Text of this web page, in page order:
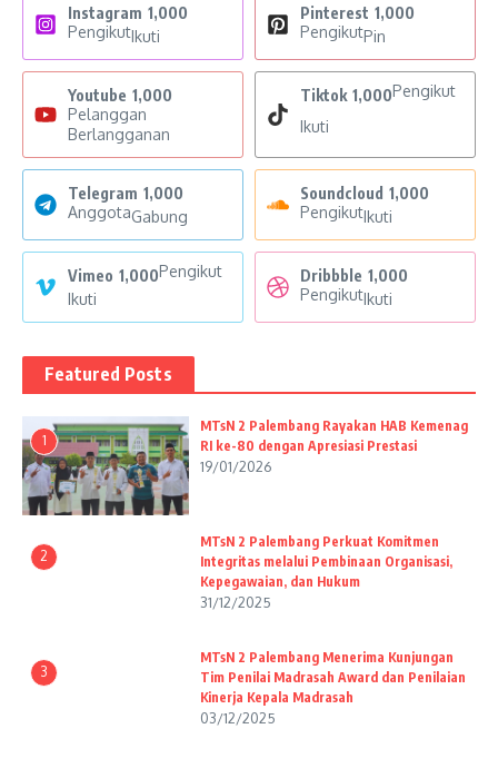
Instagram 1,000
PengikutIkuti
Pinterest 1,000
PengikutPin
Youtube 1,000
Pelanggan
Berlangganan
Tiktok 1,000Pengikut
Ikuti
Telegram 1,000
AnggotaGabung
Soundcloud 1,000
PengikutIkuti
Vimeo 1,000Pengikut
Ikuti
Dribbble 1,000
PengikutIkuti
Featured Posts
1
MTsN 2 Palembang Rayakan HAB Kemenag
RI ke-80 dengan Apresiasi Prestasi
19/01/2026
2
MTsN 2 Palembang Perkuat Komitmen
Integritas melalui Pembinaan Organisasi,
Kepegawaian, dan Hukum
31/12/2025
3
MTsN 2 Palembang Menerima Kunjungan
Tim Penilai Madrasah Award dan Penilaian
Kinerja Kepala Madrasah
03/12/2025